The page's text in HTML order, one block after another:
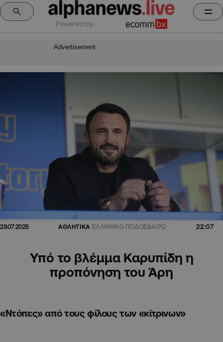
Powered by:
Advertisement
29.07.2025 ΑΘΛΗΤΙΚΑ ΕΛΛΗΝΙΚΟ ΠΟΔΟΣΦΑΙΡΟ 22:07
Υπό το βλέμμα Καρυπίδη η
προπόνηση του Άρη
«Ντόπες» από τους φίλους των «κίτρινων»